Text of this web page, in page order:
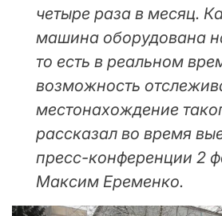
четыре раза в месяц.
машина оборудована
то есть в реальном
возможность
местонахождение
рассказал во время
пресс-конференции 2
Максим Еременко.